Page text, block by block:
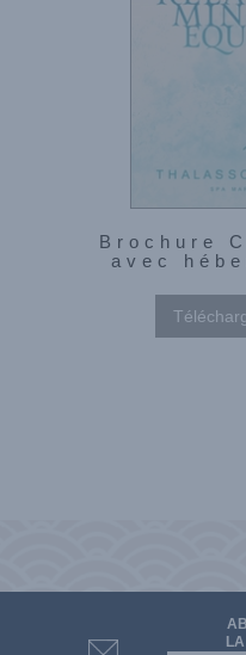
Brochure
avec